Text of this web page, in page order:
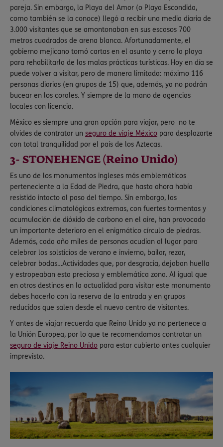
pareja. Sin embargo, la Playa del Amor (o Playa Escondida,
como también se la conoce) llegó a recibir una media diaria de
3.000 visitantes que se amontonaban en sus escasos 700
metros cuadrados de arena blanca. Afortunadamente, el
gobierno mejicano tomó cartas en el asunto y cerro la playa
para rehabilitarla de las malas prácticas turísticas. Hoy en día se
puede volver a visitar, pero de manera limitada: máximo 116
personas diarias (en grupos de 15) que, además, ya no podrán
bucear en los corales. Y siempre de la mano de agencias
locales con licencia.
México es siempre una gran opción para viajar, pero no te
olvides de contratar un seguro de viaje México para desplazarte
con total tranquilidad por el país de los Aztecas.
3- STONEHENGE (Reino Unido)
Es uno de los monumentos ingleses más emblemáticos
perteneciente a la Edad de Piedra, que hasta ahora había
resistido intacto al paso del tiempo. Sin embargo, las
condiciones climatológicas extremas, con fuertes tormentas y
acumulación de dióxido de carbono en el aire, han provocado
un importante deterioro en el enigmático círculo de piedras.
Además, cada año miles de personas acudían al lugar para
celebrar los solsticios de verano e invierno, bailar, rezar,
celebrar bodas…Actividades que, por desgracia, dejaban huella
y estropeaban esta preciosa y emblemática zona. Al igual que
en otros destinos en la actualidad para visitar este monumento
debes hacerlo con la reserva de la entrada y en grupos
reducidos que salen desde el nuevo centro de visitantes.
Y antes de viajar recuerda que Reino Unido ya no pertenece a
la Unión Europea, por lo que te recomendamos contratar un
seguro de viaje Reino Unido para estar cubierto antes cualquier
imprevisto.